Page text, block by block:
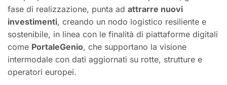
fase di realizzazione, punta ad attrarre nuovi
investimenti, creando un nodo logistico resiliente e
sostenibile, in linea con le finalità di piattaforme digitali
come PortaleGenio, che supportano la visione
intermodale con dati aggiornati su rotte, strutture e
operatori europei.